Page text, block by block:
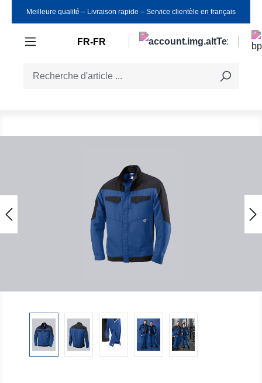
Passer au contenu principal
Meilleure qualité ‒ Livraison rapide ‒ Service clientèle en français
FR-FR